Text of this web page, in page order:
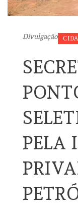
Divulgação
PELA